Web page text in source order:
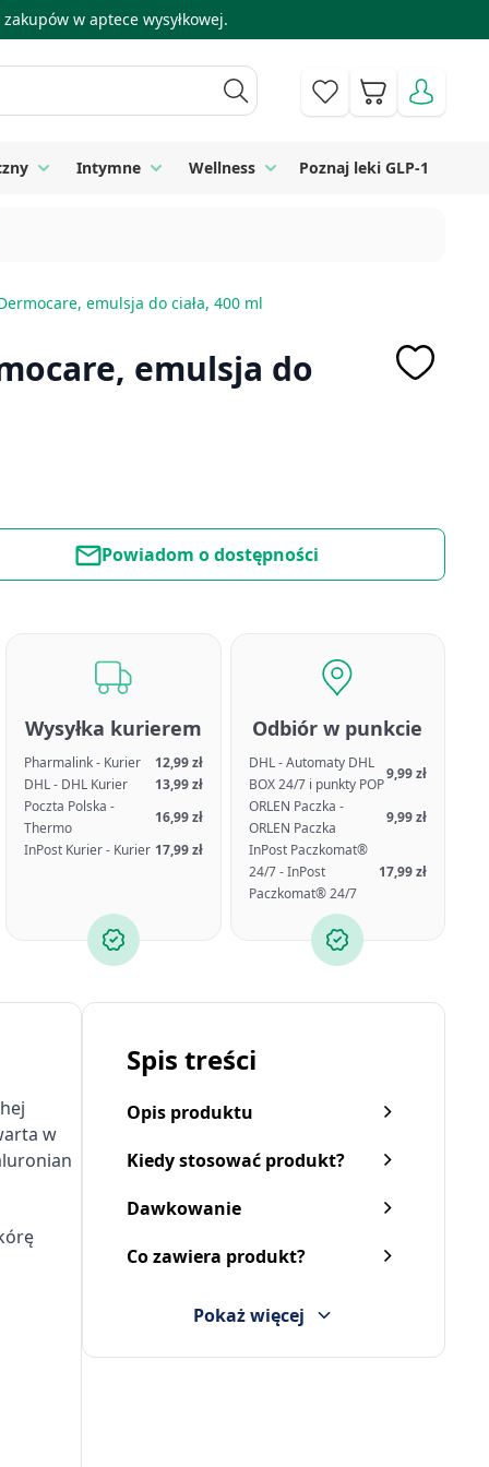
w aptece wysyłkowej.
Koszyk
Toggle submenu for Sprzęt medyczny
Intymne Toggle submenu for Intymne
Wellness Toggle submenu for Wellness
Poznaj leki GLP-1
emulsja do ciała, 400 ml
emulsja do
Powiadom o dostępności
Wysyłka kurierem
Pharmalink - Kurier
12,99 zł
DHL - DHL Kurier
13,99 zł
Poczta Polska -
Thermo
16,99 zł
InPost Kurier - Kurier 17,99 zł
Odbiór w punkcie
DHL - Automaty DHL
BOX 24/7 i punkty POP
9,99 zł
ORLEN Paczka -
ORLEN Paczka
9,99 zł
InPost Paczkomat®
24/7 - InPost
Paczkomat® 24/7
17,99 zł
Spis treści
Opis produktu
Kiedy stosować produkt?
Dawkowanie
Co zawiera produkt?
Pokaż więcej
w